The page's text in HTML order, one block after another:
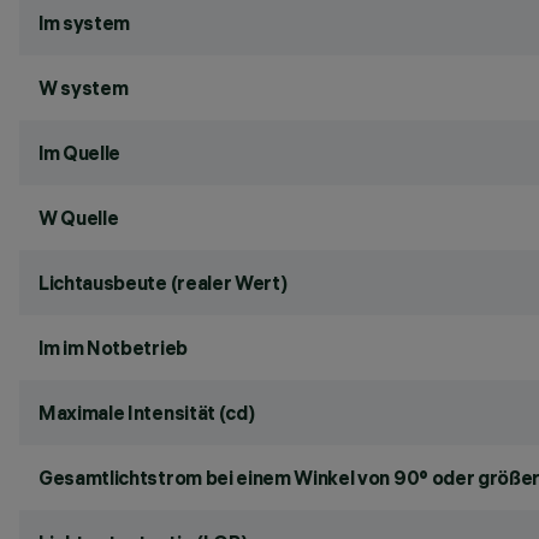
lm system
W system
lm Quelle
W Quelle
Lichtausbeute (realer Wert)
lm im Notbetrieb
Maximale Intensität (cd)
Gesamtlichtstrom bei einem Winkel von 90° oder